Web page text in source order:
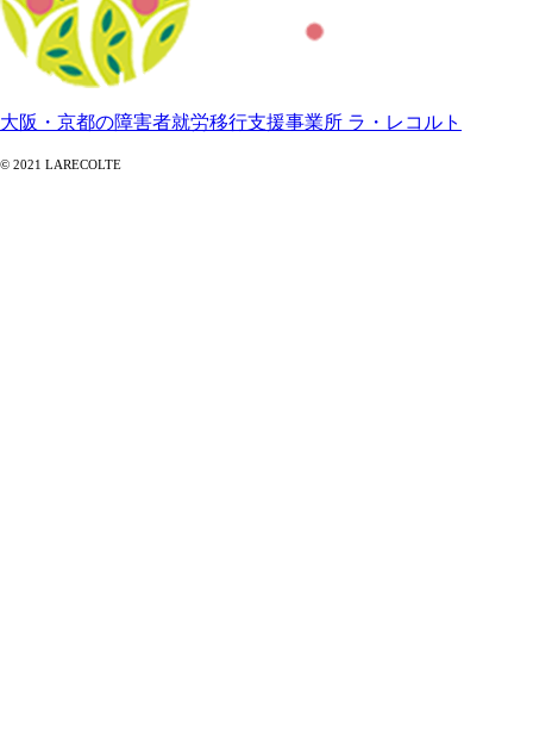
大阪・京都の障害者就労移行支援事業所 ラ・レコルト
© 2021 LARECOLTE